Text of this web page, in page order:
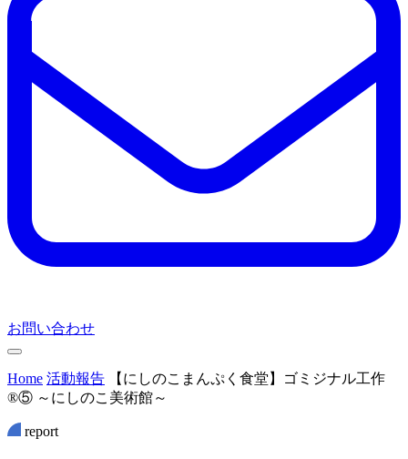
お問い合わせ
Home 活動報告
【にしのこまんぷく食堂】ゴミジナル工作
®⑤ ～にしのこ美術館～
report